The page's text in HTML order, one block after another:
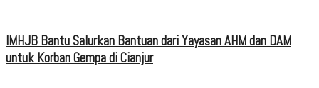
IMHJB Bantu Salurkan Bantuan dari Yayasan AHM dan DAM
untuk Korban Gempa di Cianjur